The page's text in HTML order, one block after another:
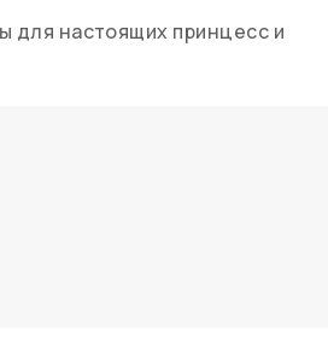
для настоящих принцесс и